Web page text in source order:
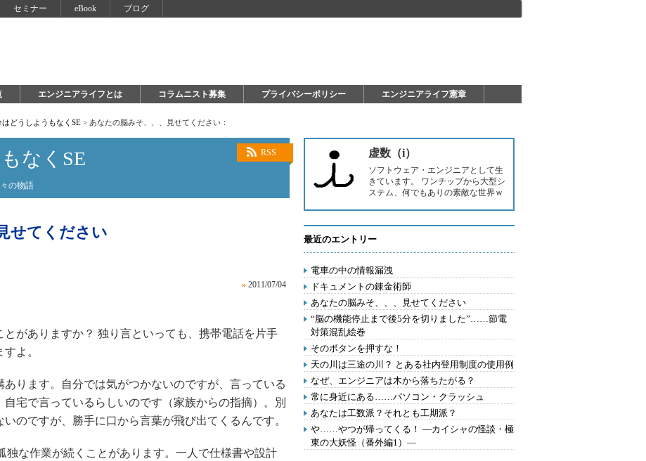
セミナー eBook ブログ
エンジニアライフとは コラムニスト募集 プライバシーポリシー エンジニアライフ憲章
はどうしようもなくSE > あなたの脳みそ、、、見せてください：
RSS
なくSE
の物語
せてください
» 2011/07/04
がありますか？ 独り言といっても、携帯電話を片手
よ。
ります。自分では気がつかないのですが、言っている
宅で言っているらしいのです（家族からの指摘）。別
のですが、勝手に口から言葉が飛び出てくるんです。
な作業が続くことがあります。一人で仕様書や設計
虚数（i）
ソフトウェア・エンジニアとして生
きています。 ワンチップから大型シ
ステム、何でもありの素敵な世界ｗ
最近のエントリー
電車の中の情報漏洩
ドキュメントの錬金術師
あなたの脳みそ、、、見せてください
“脳の機能停止まで後5分を切りました”……節電
対策混乱絵巻
そのボタンを押すな！
天の川は三途の川？ とある社内登用制度の使用例
なぜ、エンジニアは木から落ちたがる？
常に身近にある……パソコン・クラッシュ
あなたは工数派？それとも工期派？
や……やつが帰ってくる！ ―カイシャの怪談・極
東の大妖怪（番外編1）―